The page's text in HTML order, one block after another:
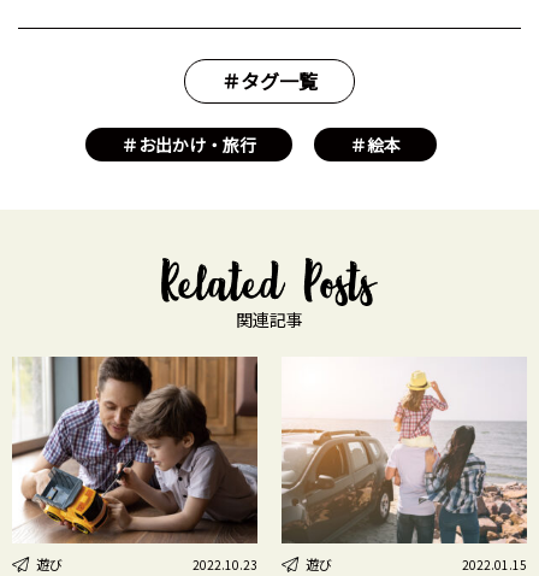
＃タグ一覧
＃お出かけ・旅行 ＃絵本
関連記事
遊び 2022.10.23 遊び 2022.01.15